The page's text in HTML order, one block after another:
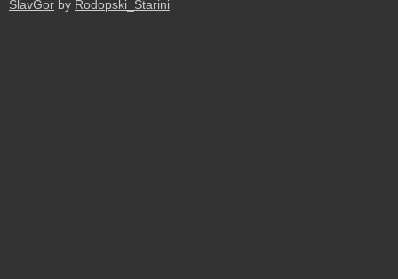
SlavGor by Rodopski_Starini